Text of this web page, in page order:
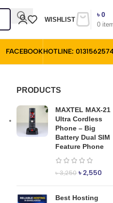
WISHLIST
0
৳0
FACEBOOKHOTLINE:
PRODUCTS
MAXTEL MAX-21
Ultra Cordless
Phone – Big
Battery Dual SIM
Feature Phone
৳3,250 ৳2,550
Best Hosting